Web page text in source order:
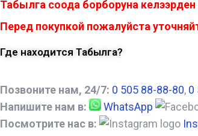
Табылга соода борборуна
Перед покупкой пожалуйста
Где находится Табылга?
Позвоните нам, 24/7: 0 505 88-88-80, 0
Напишите нам в:
WhatsApp
Посмотрите нас в: